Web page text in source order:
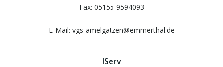
Fax: 05155-9594093
E-Mail: vgs-amelgatzen@emmerthal.de
IServ